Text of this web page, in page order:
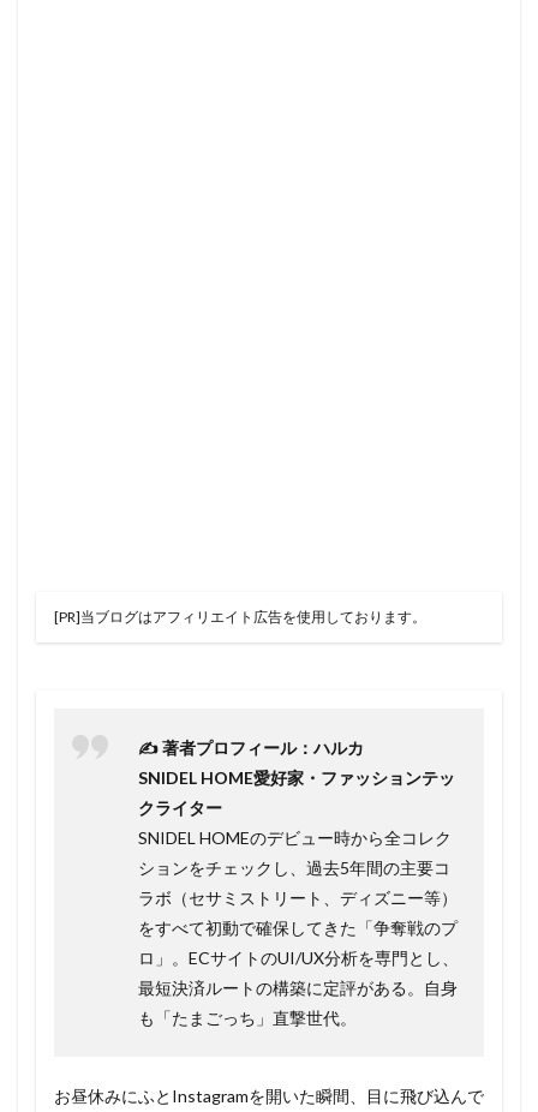
[PR]当ブログはアフィリエイト広告を使用しております。
✍️ 著者プロフィール：ハルカ
SNIDEL HOME愛好家・ファッションテッ
クライター
SNIDEL HOMEのデビュー時から全コレク
ションをチェックし、過去5年間の主要コ
ラボ（セサミストリート、ディズニー等）
をすべて初動で確保してきた「争奪戦のプ
ロ」。ECサイトのUI/UX分析を専門とし、
最短決済ルートの構築に定評がある。自身
も「たまごっち」直撃世代。
お昼休みにふとInstagramを開いた瞬間、目に飛び込んで